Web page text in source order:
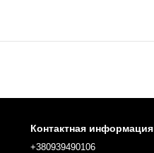
Контактная информация
+380939490106